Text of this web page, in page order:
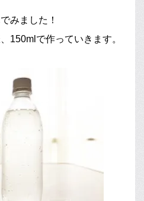
みました！
150mlで作っていきます。